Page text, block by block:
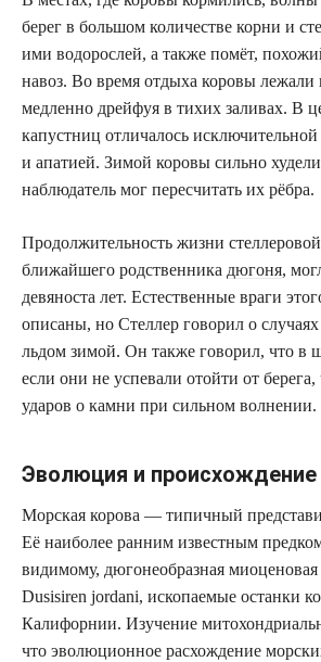
берег в большом количестве корни и
ими водорослей, а также помёт,
навоз. Во время отдыха коровы лежали
медленно дрейфуя в тихих заливах. В
капустниц отличалось
и апатией. Зимой коровы сильно
наблюдатель мог пересчитать их рёбра.
Продолжительность жизни
ближайшего родственника дюгоня,
девяноста лет. Естественные враги
описаны, но Стеллер говорил о
льдом зимой. Он также говорил, что в
если они не успевали отойти от
ударов о камни при сильном волнении.
Эволюция и
Морская корова — типичный
Её наиболее ранним известным
видимому, дюгонеобразная миоценовая
Dusisiren jordani, ископаемые останки
Калифорнии. Изучение
что эволюционное расхождение